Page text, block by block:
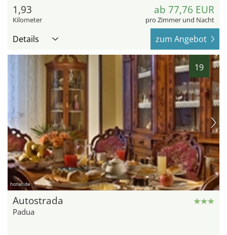
1,93
Kilometer
ab 77,76 EUR
pro Zimmer und Nacht
Details zum Angebot
19
hotel.de
Autostrada
Padua